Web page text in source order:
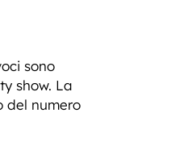
sono
show. La
del numero